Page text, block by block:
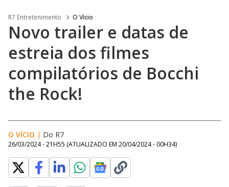
R7 Entretenimento O Vício
Novo trailer e datas de
estreia dos filmes
compilatórios de Bocchi
the Rock!
O VÍCIO | Do R7
26/03/2024 - 21H55 (ATUALIZADO EM 20/04/2024 - 00H34)